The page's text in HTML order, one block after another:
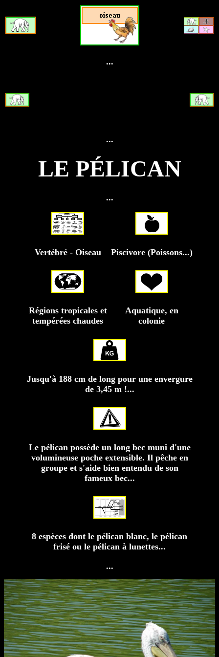
...
...
LE PÉLICAN
...
Vertébré - Oiseau Piscivore (Poissons...)
Régions tropicales et
tempérées chaudes
Aquatique, en
colonie
Jusqu'à 188 cm de long pour une envergure
de 3,45 m !...
Le pélican possède un long bec muni d'une
volumineuse poche extensible. Il pêche en
groupe et s'aide bien entendu de son
fameux bec...
8 espèces dont le pélican blanc, le pélican
frisé ou le pélican à lunettes...
...